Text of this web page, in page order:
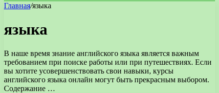
Главная/языка
языка
В наше время знание английского языка является важным
требованием при поиске работы или при путешествиях. Если
вы хотите усовершенствовать свои навыки, курсы
английского языка онлайн могут быть прекрасным выбором.
Содержание …